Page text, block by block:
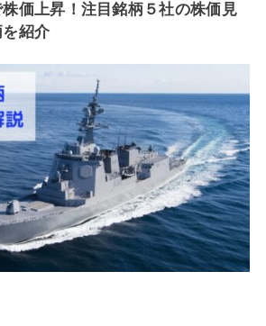
価上昇！注目銘柄５社の株価見
紹介